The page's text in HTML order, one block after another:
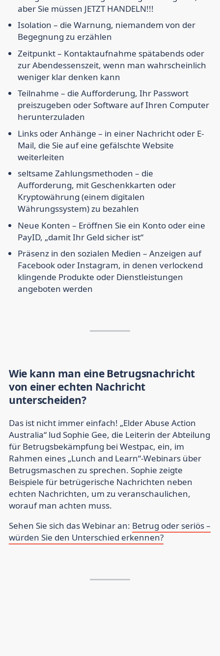
aber Sie müssen JETZT HANDELN!!!
Isolation – die Warnung, niemandem von der
Begegnung zu erzählen
Zeitpunkt – Kontaktaufnahme spätabends oder
zur Abendessenszeit, wenn man wahrscheinlich
weniger klar denken kann
Teilnahme – die Aufforderung, Ihr Passwort
preiszugeben oder Software auf Ihren Computer
herunterzuladen
Links oder Anhänge – in einer Nachricht oder E-
Mail, die Sie auf eine gefälschte Website
weiterleiten
seltsame Zahlungsmethoden – die
Aufforderung, mit Geschenkkarten oder
Kryptowährung (einem digitalen
Währungssystem) zu bezahlen
Neue Konten – Eröffnen Sie ein Konto oder eine
PayID, „damit Ihr Geld sicher ist“
Präsenz in den sozialen Medien – Anzeigen auf
Facebook oder Instagram, in denen verlockend
klingende Produkte oder Dienstleistungen
angeboten werden
Wie kann man eine Betrugsnachricht
von einer echten Nachricht
unterscheiden?
Das ist nicht immer einfach! „Elder Abuse Action
Australia“ lud Sophie Gee, die Leiterin der Abteilung
für Betrugsbekämpfung bei Westpac, ein, im
Rahmen eines „Lunch and Learn“-Webinars über
Betrugsmaschen zu sprechen. Sophie zeigte
Beispiele für betrügerische Nachrichten neben
echten Nachrichten, um zu veranschaulichen,
worauf man achten muss.
Sehen Sie sich das Webinar an: Betrug oder seriös –
würden Sie den Unterschied erkennen?